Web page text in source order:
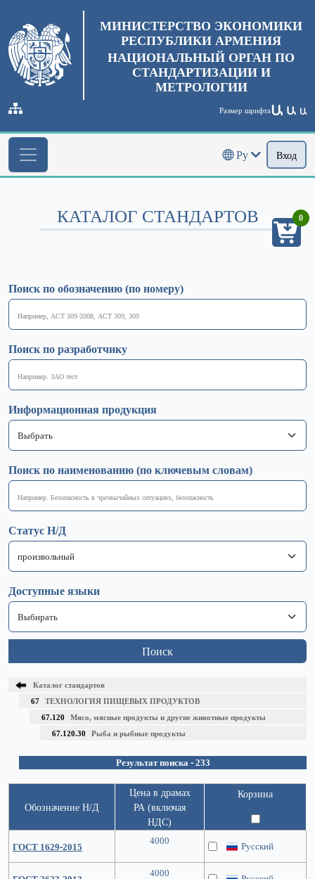
МИНИСТЕРСТВО ЭКОНОМИКИ
РЕСПУБЛИКИ АРМЕНИЯ
НАЦИОНАЛЬНЫЙ ОРГАН ПО
СТАНДАРТИЗАЦИИ И
МЕТРОЛОГИИ
Размер шрифтаԱ Ա Ա
Ру Вход
КАТАЛОГ СТАНДАРТОВ
Поиск по обозначению (по номеру)
Поиск по разработчику
Информационная продукция
Поиск по наименованию (по ключевым словам)
Статус Н/Д
Доступные языки
Поиск
Каталог стандартов
67 ТЕХНОЛОГИЯ ПИЩЕВЫХ ПРОДУКТОВ
67.120 Мясо, мясные продукты и другие животные продукты
67.120.30 Рыба и рыбные продукты
Результат поиска - 233
Обозначение Н/Д
Цена в драмах
РА (включая
НДС)
Корзина
ГОСТ 1629-2015 4000 Русский
4000
0